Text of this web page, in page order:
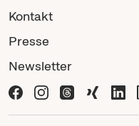
Kontakt
Presse
Newsletter